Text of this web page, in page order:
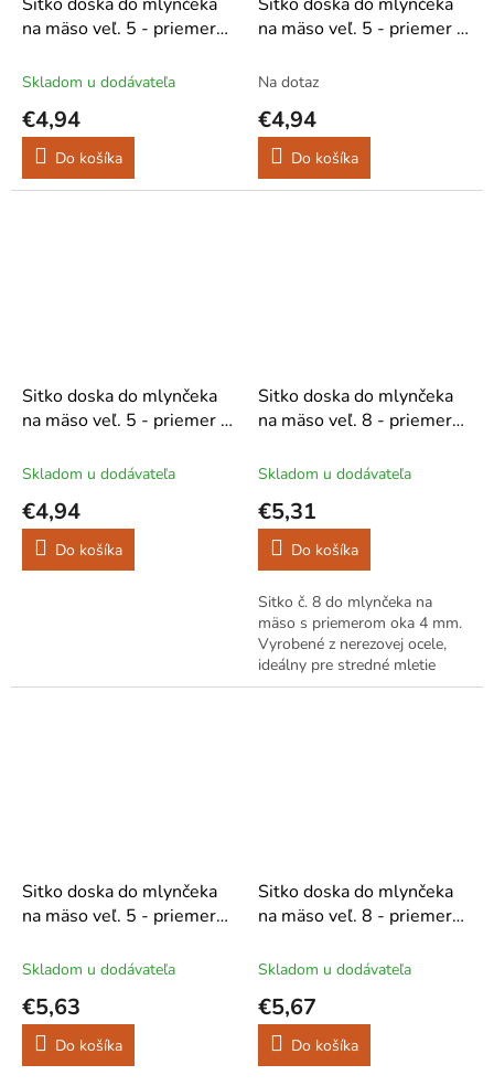
na mäso veľ. 5 - priemer
Skladom u dodávateľa
€4,94
Do košíka
na mäso veľ. 5 - priemer 4
Na dotaz
€4,94
Do košíka
Sitko doska do mlynčeka
na mäso veľ. 5 - priemer 6
Skladom u dodávateľa
€4,94
Do košíka
Sitko doska do mlynčeka
na mäso veľ. 8 - priemer
Skladom u dodávateľa
€5,31
Do košíka
Sitko č. 8 do mlynčeka na
mäso s priemerom oka 4 mm.
Vyrobené z nerezovej ocele,
ideálny pre stredné mletie
mäsa na klobásy, rezne či
Sitko doska do mlynčeka
na mäso veľ. 5 - priemer
Skladom u dodávateľa
€5,63
Do košíka
Sitko doska do mlynčeka
na mäso veľ. 8 - priemer
Skladom u dodávateľa
€5,67
Do košíka